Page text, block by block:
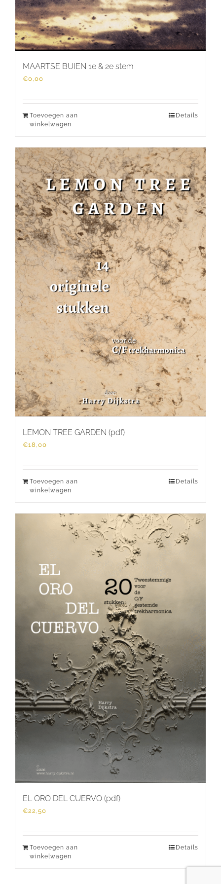
MAARTSE BUIEN 1e & 2e stem
€0,00
Toevoegen aan
winkelwagen
Details
LEMON TREE GARDEN (pdf)
€18,00
Toevoegen aan
winkelwagen
Details
EL ORO DEL CUERVO (pdf)
€22,50
Toevoegen aan
winkelwagen
Details